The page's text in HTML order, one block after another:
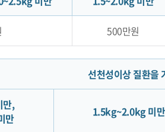
500만원
선천성이상 질환을
,
만
1.5kg~2.0kg 미만